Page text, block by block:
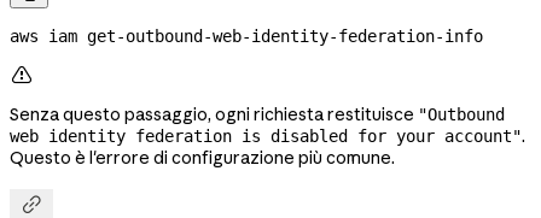
aws iam get-outbound-web-identity-federation-info

Senza questo passaggio, ogni richiesta restituisce "Outbound
web identity federation is disabled for your account".
Questo è l'errore di configurazione più comune.
